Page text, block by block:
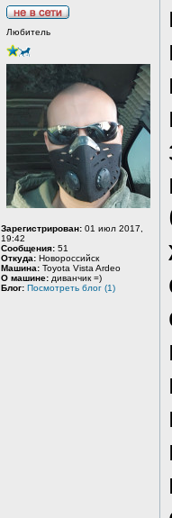
Любитель
Зарегистрирован: 01 июл 2017,
19:42
Сообщения: 51
Откуда: Новороссийск
Машина: Toyota Vista Ardeo
О машине: диванчик =)
Блог: Посмотреть блог (1)